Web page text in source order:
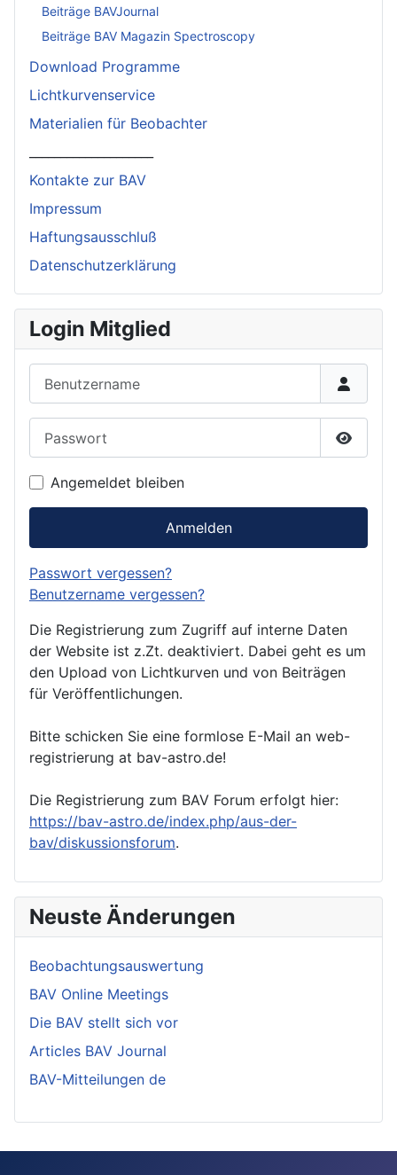
Beiträge BAVJournal
Beiträge BAV Magazin Spectroscopy
Download Programme
Lichtkurvenservice
Materialien für Beobachter
Kontakte zur BAV
Impressum
Haftungsausschluß
Datenschutzerklärung
Login Mitglied
Angemeldet bleiben
Anmelden
Passwort vergessen?
Benutzername vergessen?
Die Registrierung zum Zugriff auf interne Daten
der Website ist z.Zt. deaktiviert. Dabei geht es um
den Upload von Lichtkurven und von Beiträgen
für Veröffentlichungen.
Bitte schicken Sie eine formlose E-Mail an web-
registrierung at bav-astro.de!
Die Registrierung zum BAV Forum erfolgt hier:
https://bav-astro.de/index.php/aus-der-
bav/diskussionsforum.
Neuste Änderungen
Beobachtungsauswertung
BAV Online Meetings
Die BAV stellt sich vor
Articles BAV Journal
BAV-Mitteilungen de